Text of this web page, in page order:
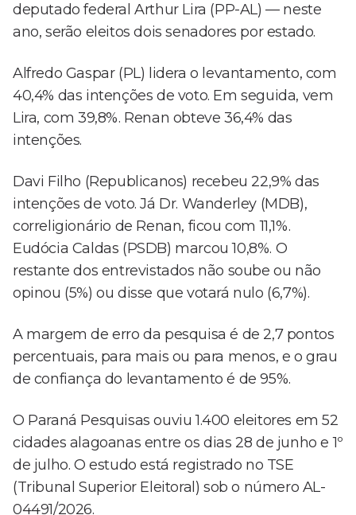
deputado federal Arthur Lira (PP-AL) — neste
ano, serão eleitos dois senadores por estado.
Alfredo Gaspar (PL) lidera o levantamento, com
40,4% das intenções de voto. Em seguida, vem
Lira, com 39,8%. Renan obteve 36,4% das
intenções.
Davi Filho (Republicanos) recebeu 22,9% das
intenções de voto. Já Dr. Wanderley (MDB),
correligionário de Renan, ficou com 11,1%.
Eudócia Caldas (PSDB) marcou 10,8%. O
restante dos entrevistados não soube ou não
opinou (5%) ou disse que votará nulo (6,7%).
A margem de erro da pesquisa é de 2,7 pontos
percentuais, para mais ou para menos, e o grau
de confiança do levantamento é de 95%.
O Paraná Pesquisas ouviu 1.400 eleitores em 52
cidades alagoanas entre os dias 28 de junho e 1º
de julho. O estudo está registrado no TSE
(Tribunal Superior Eleitoral) sob o número AL-
04491/2026.